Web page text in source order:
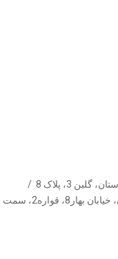
کارخانــه 1 : شــهرک صنعتــی شمس‌آباد، بلوار بوستان، گلبن 3، پلاک 8 /
کارخانه 2: شهرک صنعتی شمس‌آباد، بلوار بوستان، خیابان بهار8، قواره2، سمت